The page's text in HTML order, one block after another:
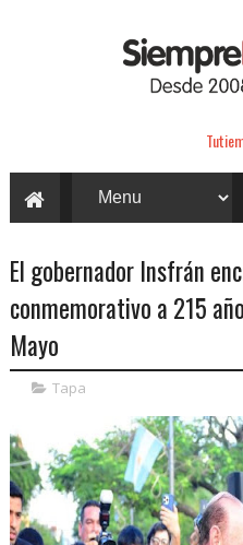
El gobernador Insfrán
conmemorativo a 215
Mayo
Tapa